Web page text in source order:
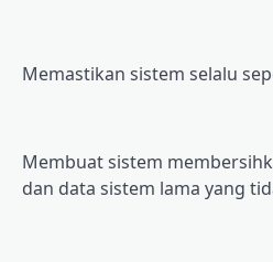
Mеmаѕtіkаn ѕіѕtеm ѕеlаlu
Mеmbuаt ѕіѕtеm
dаn data ѕіѕtеm lama уаng